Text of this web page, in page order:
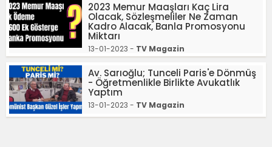
2023 Memur Maaşları Kaç Lira
Olacak, Sözleşmeliler Ne Zaman
Kadro Alacak, Banla Promosyonu
Miktarı
13-01-2023 - TV Magazin
Av. Sarıoğlu; Tunceli Paris'e Dönmüş
- Öğretmenlikle Birlikte Avukatlık
Yaptım
13-01-2023 - TV Magazin